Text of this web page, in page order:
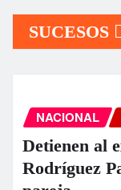
SUCESOS
NACIONAL
Detienen al
Rodríguez